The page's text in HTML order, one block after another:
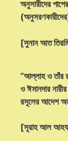
অনুসারীদের
[সুনান আত
“আল্লাহ ও তাঁর
ও ঈমানদার
রসূলের আদেশ
[সূরাহ আল